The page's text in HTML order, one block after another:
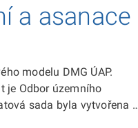
a asanace
modelu DMG ÚAP.
je Odbor územního
sada byla vytvořena v